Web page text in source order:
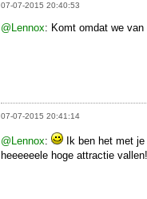
07-07-2015 20:40:53
@Lennox: Komt omdat we van
07-07-2015 20:41:14
@Lennox:
Ik ben het met
heeeeeele hoge attractie vallen!